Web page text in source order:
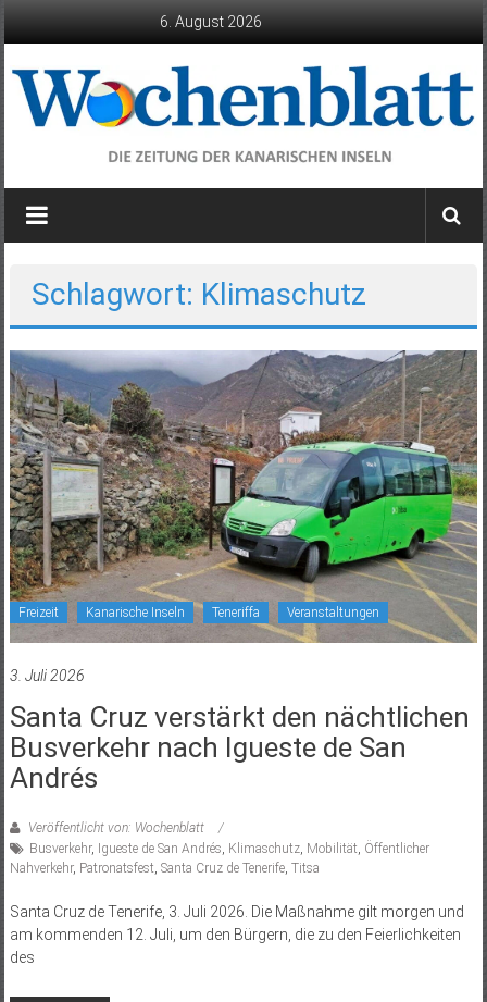
6. August 2026
Wochenblatt
die
Kanarischen
Inseln
Schlagwort: Klimaschutz
Freizeit Kanarische Inseln Teneriffa Veranstaltungen
3. Juli 2026
Santa Cruz verstärkt den nächtlichen
Busverkehr nach Igueste de San
Andrés
Veröffentlicht von: Wochenblatt
Busverkehr, Igueste de San Andrés, Klimaschutz, Mobilität, Öffentlicher
Nahverkehr, Patronatsfest, Santa Cruz de Tenerife, Titsa
Santa Cruz de Tenerife, 3. Juli 2026. Die Maßnahme gilt morgen und
am kommenden 12. Juli, um den Bürgern, die zu den Feierlichkeiten
des